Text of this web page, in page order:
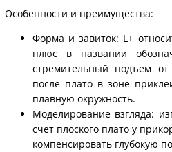
Особенности и преимущества:
Форма и завиток: L+
плюс в названии
стремительный подъем
после плато в зоне
плавную окружность.
Моделирование взгляда:
счет плоского плато у
компенсировать глубокую